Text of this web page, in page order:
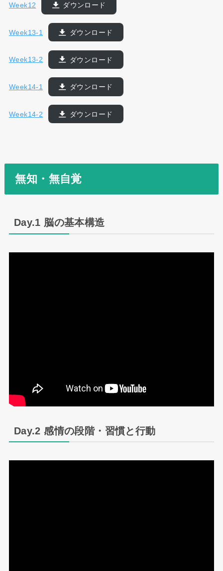
Week12 ダウンロード
Week13-1 ダウンロード
Week13-2 ダウンロード
Week14-1 ダウンロード
Week14-2 ダウンロード
無知・無自覚
Day.1 脳の基本構造
Day.2 感情の段階・習慣と行動